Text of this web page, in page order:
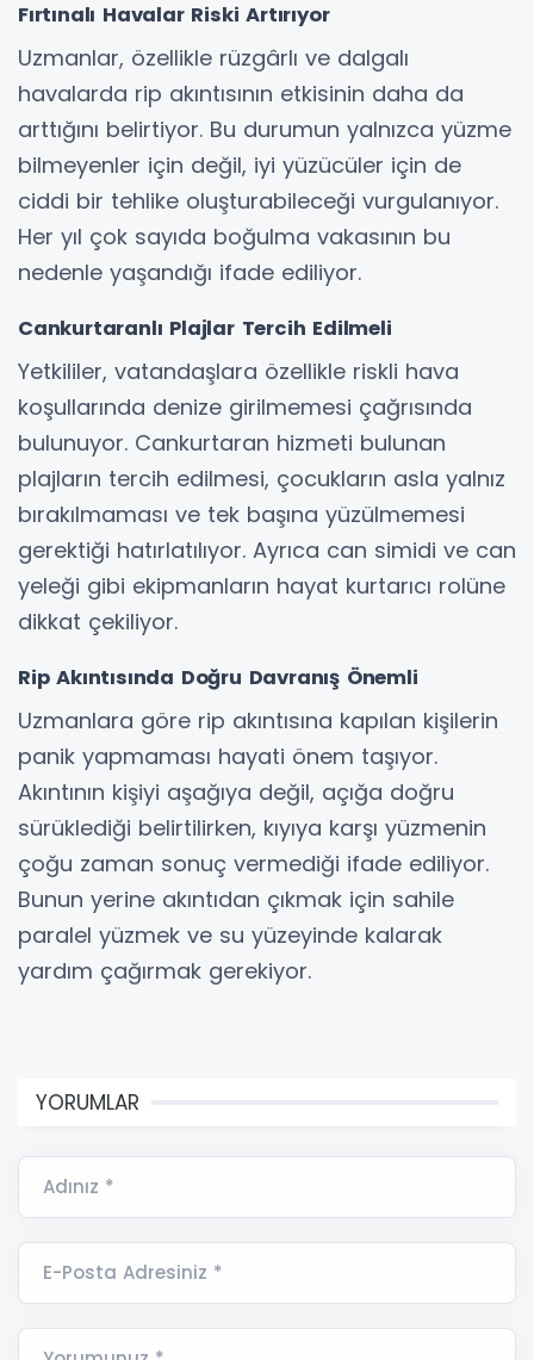
Fırtınalı Havalar Riski Artırıyor
Uzmanlar, özellikle rüzgârlı ve dalgalı
havalarda rip akıntısının etkisinin daha da
arttığını belirtiyor. Bu durumun yalnızca yüzme
bilmeyenler için değil, iyi yüzücüler için de
ciddi bir tehlike oluşturabileceği vurgulanıyor.
Her yıl çok sayıda boğulma vakasının bu
nedenle yaşandığı ifade ediliyor.
Cankurtaranlı Plajlar Tercih Edilmeli
Yetkililer, vatandaşlara özellikle riskli hava
koşullarında denize girilmemesi çağrısında
bulunuyor. Cankurtaran hizmeti bulunan
plajların tercih edilmesi, çocukların asla yalnız
bırakılmaması ve tek başına yüzülmemesi
gerektiği hatırlatılıyor. Ayrıca can simidi ve can
yeleği gibi ekipmanların hayat kurtarıcı rolüne
dikkat çekiliyor.
Rip Akıntısında Doğru Davranış Önemli
Uzmanlara göre rip akıntısına kapılan kişilerin
panik yapmaması hayati önem taşıyor.
Akıntının kişiyi aşağıya değil, açığa doğru
sürüklediği belirtilirken, kıyıya karşı yüzmenin
çoğu zaman sonuç vermediği ifade ediliyor.
Bunun yerine akıntıdan çıkmak için sahile
paralel yüzmek ve su yüzeyinde kalarak
yardım çağırmak gerekiyor.
YORUMLAR
Adınız *
E-Posta Adresiniz *